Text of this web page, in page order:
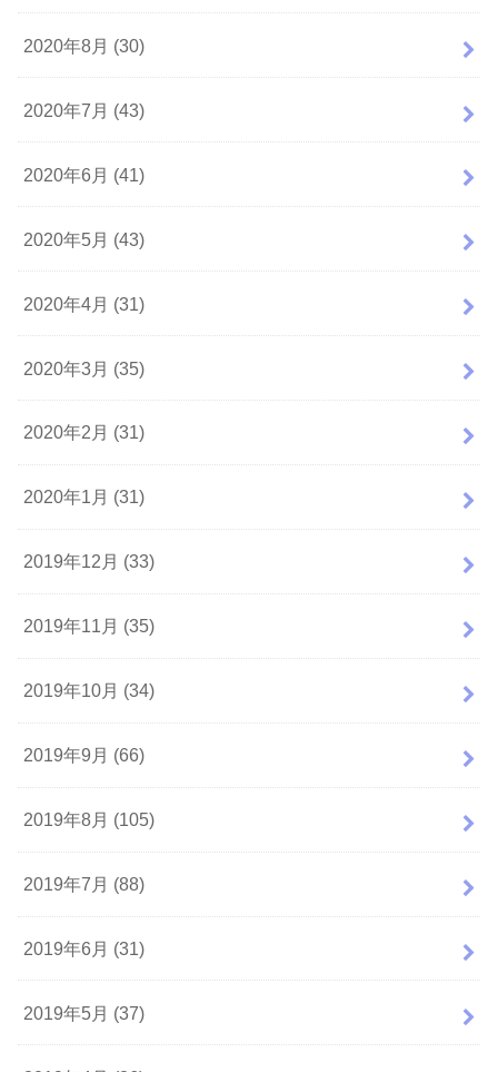
2020年8月 (30)
2020年7月 (43)
2020年6月 (41)
2020年5月 (43)
2020年4月 (31)
2020年3月 (35)
2020年2月 (31)
2020年1月 (31)
2019年12月 (33)
2019年11月 (35)
2019年10月 (34)
2019年9月 (66)
2019年8月 (105)
2019年7月 (88)
2019年6月 (31)
2019年5月 (37)